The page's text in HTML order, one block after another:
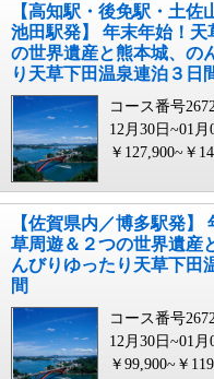
【高知駅・後免駅・土佐
池田駅発】 年末年始！天
の世界遺産と熊本城、の
り天草下田温泉連泊３日
コース番号
12月30日~01
￥127,900~￥
【佐賀県内／博多駅発】
草周遊＆２つの世界遺産
んびりゆったり天草下田
間
コース番号
12月30日~01
￥99,900~￥